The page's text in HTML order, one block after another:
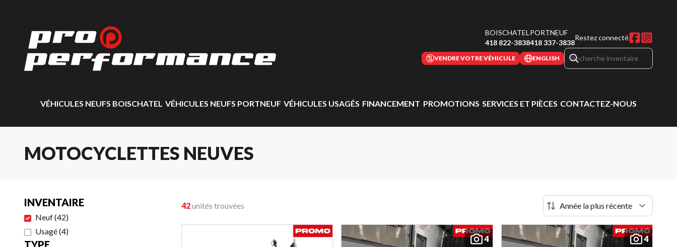
BOISCHATEL
418 822-3838
PORTNEUF
418 337-3838
Restez connecté
VENDRE VOTRE VÉHICULE ENGLISH
VÉHICULES NEUFS BOISCHATEL VÉHICULES NEUFS PORTNEUF VÉHICULES USAGÉS FINANCEMENT PROMOTIONS SERVICES ET PIÈCES CONTACTEZ-NOUS
MOTOCYCLETTES NEUVES
INVENTAIRE
Neuf(42)
Usagé(4)
TYPE
42unités trouvées
4 4